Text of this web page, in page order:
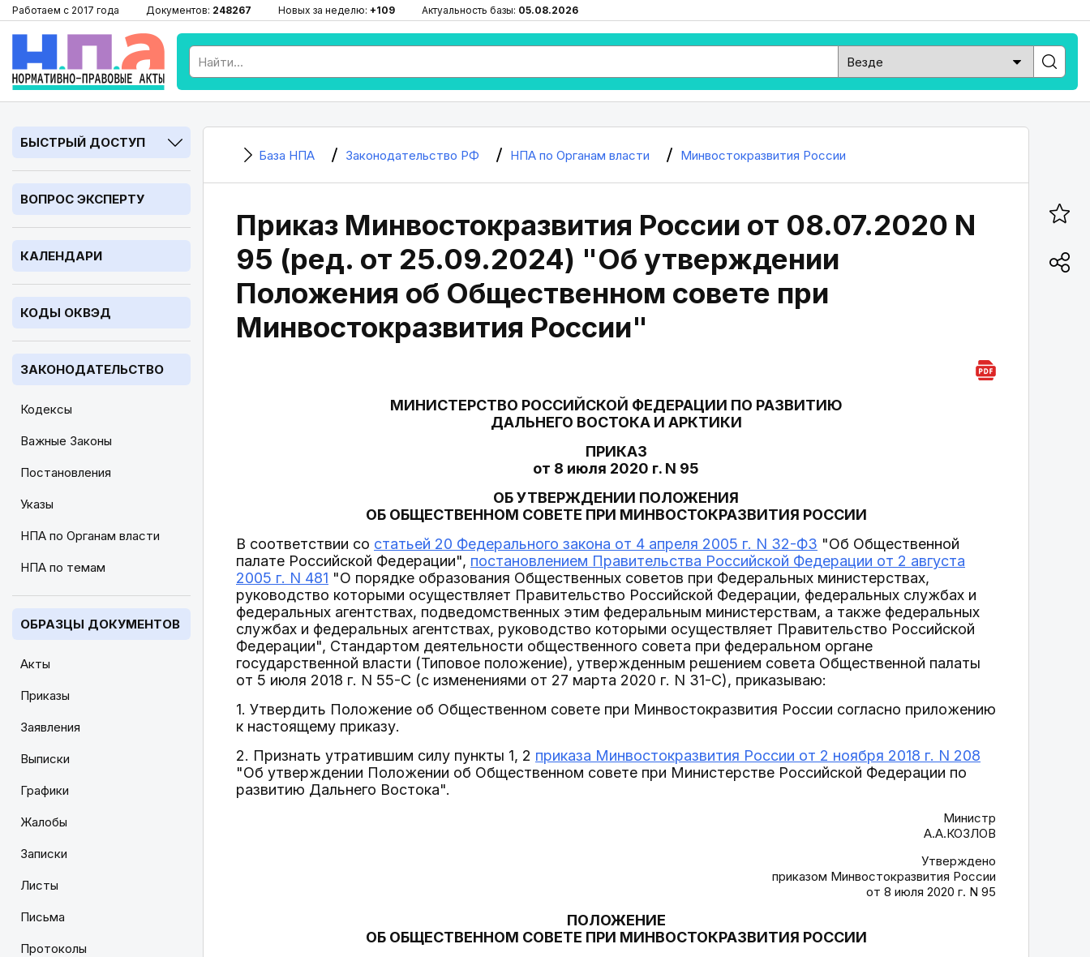
Работаем с 2017 года Документов: 248267 Новых за неделю: +109 Актуальность базы: 05.08.2026
БЫСТРЫЙ ДОСТУП
ВОПРОС ЭКСПЕРТУ
КАЛЕНДАРИ
КОДЫ ОКВЭД
ЗАКОНОДАТЕЛЬСТВО
Кодексы
Важные Законы
Постановления
Указы
НПА по Органам власти
НПА по темам
ОБРАЗЦЫ ДОКУМЕНТОВ
Акты
Приказы
Заявления
Выписки
Графики
Жалобы
Записки
Листы
Письма
Протоколы
База НПА Законодательство РФ НПА по Органам власти Минвостокразвития России
Приказ Минвостокразвития России от 08.07.2020 N
95 (ред. от 25.09.2024) "Об утверждении
Положения об Общественном совете при
Минвостокразвития России"
МИНИСТЕРСТВО РОССИЙСКОЙ ФЕДЕРАЦИИ ПО РАЗВИТИЮ
ДАЛЬНЕГО ВОСТОКА И АРКТИКИ
ПРИКАЗ
от 8 июля 2020 г. N 95
ОБ УТВЕРЖДЕНИИ ПОЛОЖЕНИЯ
ОБ ОБЩЕСТВЕННОМ СОВЕТЕ ПРИ МИНВОСТОКРАЗВИТИЯ РОССИИ
В соответствии со статьей 20 Федерального закона от 4 апреля 2005 г. N 32-ФЗ "Об Общественной
палате Российской Федерации", постановлением Правительства Российской Федерации от 2 августа
2005 г. N 481 "О порядке образования Общественных советов при Федеральных министерствах,
руководство которыми осуществляет Правительство Российской Федерации, федеральных службах и
федеральных агентствах, подведомственных этим федеральным министерствам, а также федеральных
службах и федеральных агентствах, руководство которыми осуществляет Правительство Российской
Федерации", Стандартом деятельности общественного совета при федеральном органе
государственной власти (Типовое положение), утвержденным решением совета Общественной палаты
от 5 июля 2018 г. N 55-С (с изменениями от 27 марта 2020 г. N 31-С), приказываю:
1. Утвердить Положение об Общественном совете при Минвостокразвития России согласно приложению
к настоящему приказу.
2. Признать утратившим силу пункты 1, 2 приказа Минвостокразвития России от 2 ноября 2018 г. N 208
"Об утверждении Положении об Общественном совете при Министерстве Российской Федерации по
развитию Дальнего Востока".
Министр
А.А.КОЗЛОВ
Утверждено
приказом Минвостокразвития России
от 8 июля 2020 г. N 95
ПОЛОЖЕНИЕ
ОБ ОБЩЕСТВЕННОМ СОВЕТЕ ПРИ МИНВОСТОКРАЗВИТИЯ РОССИИ